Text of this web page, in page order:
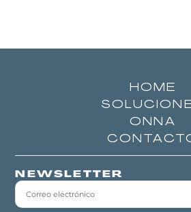
HOME
ONNA
NEWSLETTER